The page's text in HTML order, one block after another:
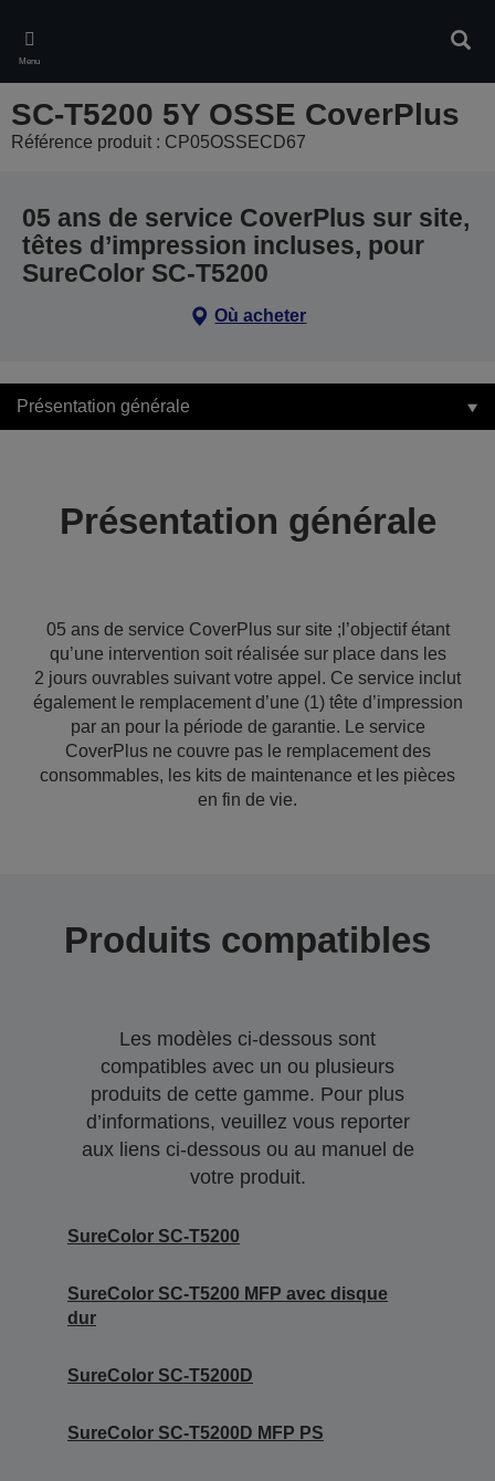
main
content
Menu
SC-T5200 5Y OSSE CoverPlus
Référence produit : CP05OSSECD67
05 ans de service CoverPlus sur site,
têtes d’impression incluses, pour
SureColor SC-T5200
Où acheter
Présentation générale
Présentation générale
05 ans de service CoverPlus sur site ;l’objectif étant
qu’une intervention soit réalisée sur place dans les
2 jours ouvrables suivant votre appel. Ce service inclut
également le remplacement d’une (1) tête d’impression
par an pour la période de garantie. Le service
CoverPlus ne couvre pas le remplacement des
consommables, les kits de maintenance et les pièces
en fin de vie.
Produits compatibles
Les modèles ci-dessous sont
compatibles avec un ou plusieurs
produits de cette gamme. Pour plus
d’informations, veuillez vous reporter
aux liens ci-dessous ou au manuel de
votre produit.
SureColor SC-T5200
SureColor SC-T5200 MFP avec disque
dur
SureColor SC-T5200D
SureColor SC-T5200D MFP PS